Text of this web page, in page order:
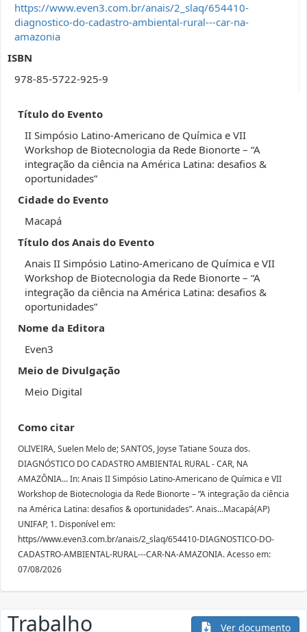
https://www.even3.com.br/anais/2_slaq/654410-
diagnostico-do-cadastro-ambiental-rural---car-na-
amazonia
ISBN
978-85-5722-925-9
Título do Evento
II Simpósio Latino-Americano de Química e VII
Workshop de Biotecnologia da Rede Bionorte – “A
integração da ciência na América Latina: desafios &
oportunidades”
Cidade do Evento
Macapá
Título dos Anais do Evento
Anais II Simpósio Latino-Americano de Química e VII
Workshop de Biotecnologia da Rede Bionorte – “A
integração da ciência na América Latina: desafios &
oportunidades”
Nome da Editora
Even3
Meio de Divulgação
Meio Digital
Como citar
OLIVEIRA, Suelen Melo de; SANTOS, Joyse Tatiane Souza dos.
DIAGNÓSTICO DO CADASTRO AMBIENTAL RURAL - CAR, NA
AMAZÔNIA... In: Anais II Simpósio Latino-Americano de Química e VII
Workshop de Biotecnologia da Rede Bionorte – “A integração da ciência
na América Latina: desafios & oportunidades”. Anais...Macapá(AP)
UNIFAP, 1. Disponível em:
https//www.even3.com.br/anais/2_slaq/654410-DIAGNOSTICO-DO-
CADASTRO-AMBIENTAL-RURAL---CAR-NA-AMAZONIA. Acesso em:
07/08/2026
Trabalho Ver documento